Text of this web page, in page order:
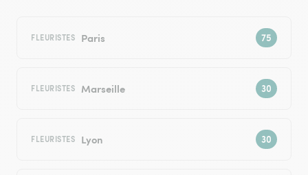
FLEURISTES Paris
FLEURISTES Marseille
FLEURISTES Lyon